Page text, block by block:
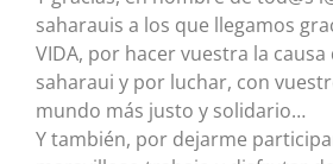
saharauis a los que llegamos
VIDA, por hacer vuestra la
saharaui y por luchar, con
mundo más justo y solidario…
Y también, por dejarme